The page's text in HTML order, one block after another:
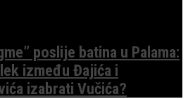
poslije batina u Palama:
između Đajića i
izabrati Vučića?